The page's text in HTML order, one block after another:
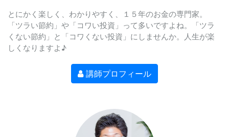
とにかく楽しく、わかりやすく、１５年のお金の専門家。
「ツラい節約」や「コワい投資」って多いですよね。「ツラ
くない節約」と「コワくない投資」にしませんか。人生が楽
しくなりますよ♪
講師プロフィール